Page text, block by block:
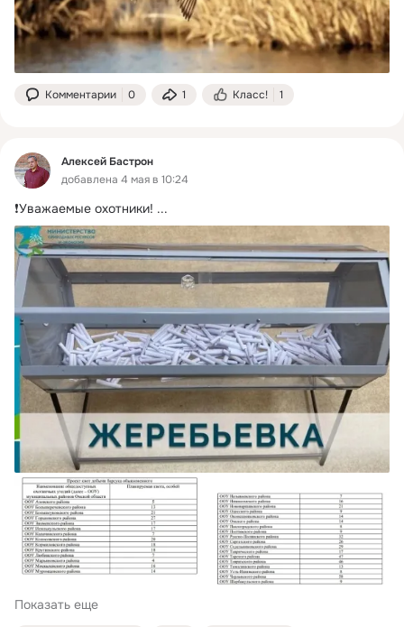
Комментарии 0 1 Класс! 1
Алексей Бастрон
добавлена 4 мая в 10:24
❗️Уважаемые охотники! ...
Показать еще